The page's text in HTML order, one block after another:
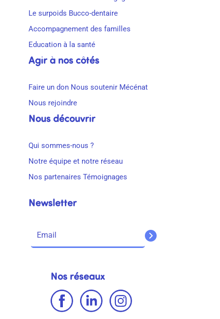
Le surpoids Bucco-dentaire
Accompagnement des familles
Education à la santé
Agir à nos côtés
Faire un don Nous soutenir Mécénat
Nous rejoindre
Nous découvrir
Qui sommes-nous ?
Notre équipe et notre réseau
Nos partenaires Témoignages
Newsletter
Nos réseaux